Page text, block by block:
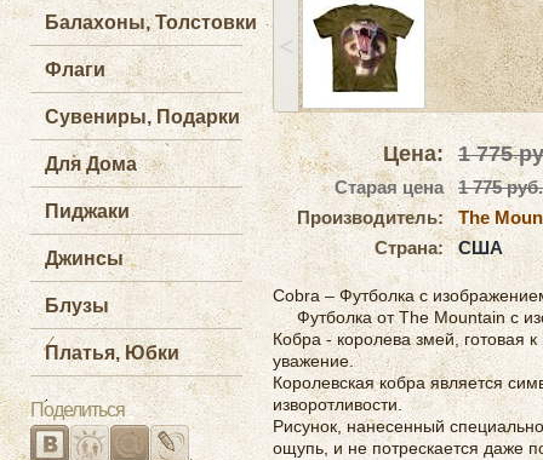
Балахоны, Толстовки
Флаги
Сувениры, Подарки
Для Дома
Пиджаки
Джинсы
Блузы
Платья, Юбки
Поделиться
˂
Цена: 1 775
Старая цена
1 775 руб.
Производитель:
The
Страна:
США
Cobra – Футболка с
Футболка от The Mountain с
Кобра - королева змей, готовая
уважение.
Королевская кобра является
изворотливости.
Рисунок, нанесенный
ощупь, и не потрескается даже